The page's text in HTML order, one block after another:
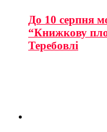
До 10 серпня
“Книжкову
Теребовлі